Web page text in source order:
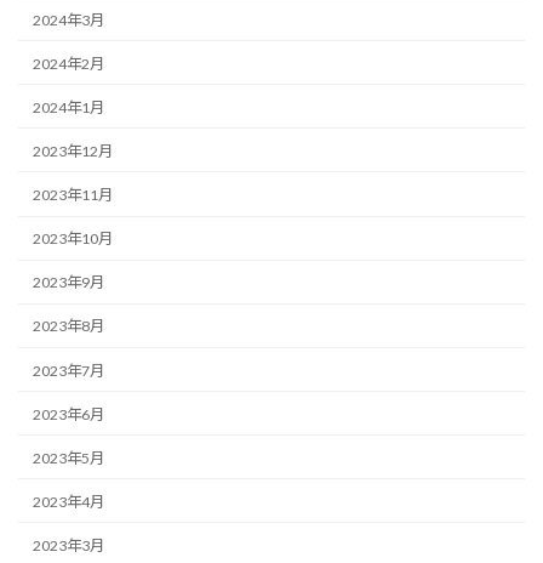
2024年3月
2024年2月
2024年1月
2023年12月
2023年11月
2023年10月
2023年9月
2023年8月
2023年7月
2023年6月
2023年5月
2023年4月
2023年3月